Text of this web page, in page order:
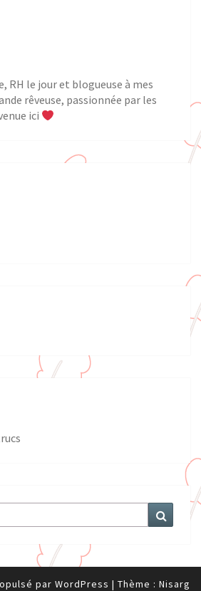
RH le jour et blogueuse à mes
rêveuse, passionnée par les
ici
par WordPress | Thème : Nisarg